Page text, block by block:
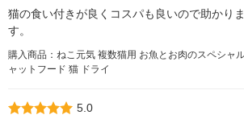
猫の食い付きが良くコスパも良いので助かり
す。
購入商品：ねこ元気 複数猫用 お魚とお肉のスペシャ
ャットフード 猫 ドライ
5.0